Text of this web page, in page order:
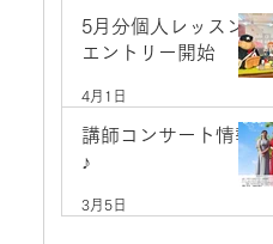
5月分個人レッスン
エントリー開始
4月1日
講師コンサート情報
♪
3月5日